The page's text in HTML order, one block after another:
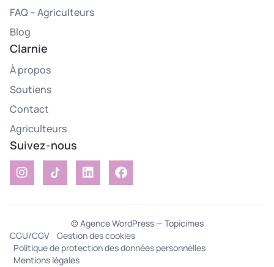
Postuler
FAQ – Agriculteurs
Blog
Clarnie
À propos
Soutiens
Contact
Agriculteurs
Suivez-nous
© Agence WordPress — Topicimes
CGU/CGV
Gestion des cookies
Politique de protection des données personnelles
Mentions légales